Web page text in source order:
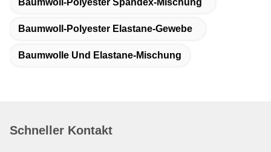
Baumwoll-Polyester Spandex-Mischung
Baumwoll-Polyester Elastane-Gewebe
Baumwolle Und Elastane-Mischung
Schneller Kontakt